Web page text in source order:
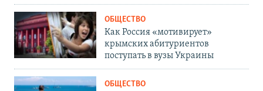
ОБЩЕСТВО
Как Россия «мотивирует»
крымских абитуриентов
поступать в вузы Украины
ОБЩЕСТВО